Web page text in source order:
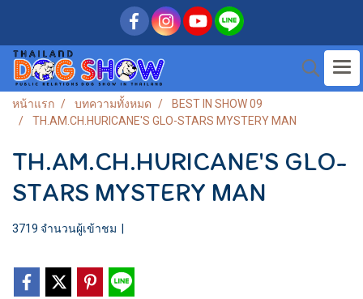
หน้าแรก บทความทั้งหมด
BEST IN SHOW 09
TH.AM.CH.HURICANE'S GLO-STARS MYSTERY MAN
TH.AM.CH.HURICANE'S GLO-
STARS MYSTERY MAN
3719 จำนวนผู้เข้าชม